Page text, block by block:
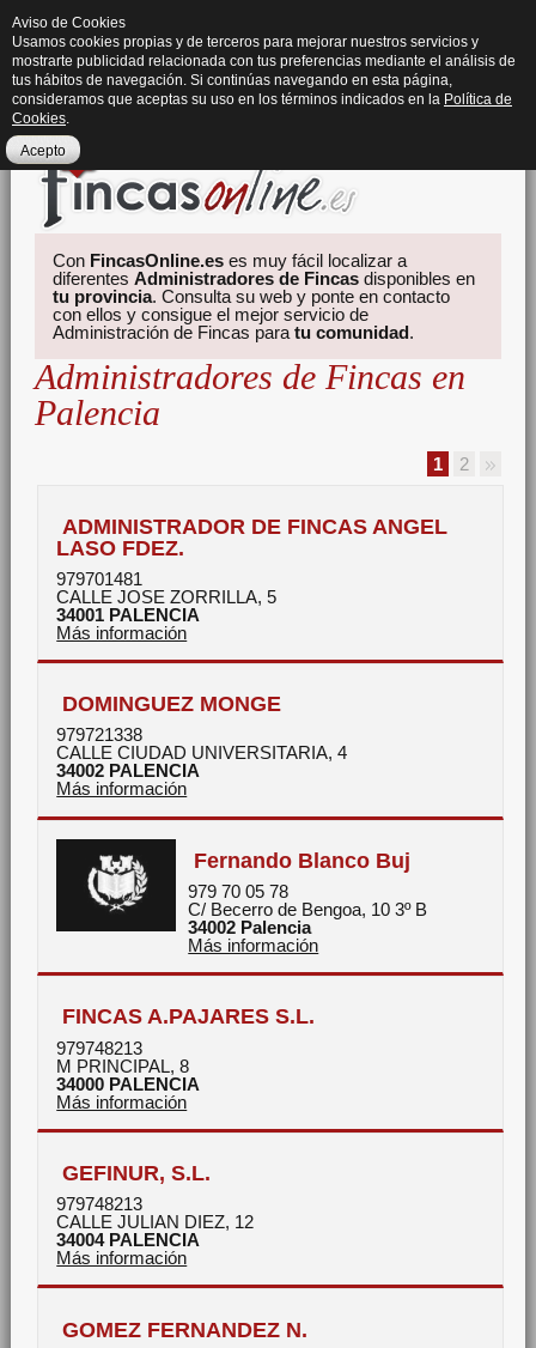
Con FincasOnline.es es muy fácil localizar a
diferentesAdministradores de Fincas disponibles en
tu provincia. Consulta su web y ponte en contacto
con ellos y consigue el mejor servicio de
Administración de Fincas paratu comunidad.
Administradores de Fincas en
Palencia
1 2
ADMINISTRADOR DE FINCAS ANGEL
LASO FDEZ.
979701481
CALLE JOSE ZORRILLA, 5
34001 PALENCIA
Más información
DOMINGUEZ MONGE
979721338
CALLE CIUDAD UNIVERSITARIA, 4
34002 PALENCIA
Más información
Fernando Blanco Buj
979 70 05 78
C/ Becerro de Bengoa, 10 3º B
34002 Palencia
Más información
FINCAS A.PAJARES S.L.
979748213
M PRINCIPAL, 8
34000 PALENCIA
Más información
GEFINUR, S.L.
979748213
CALLE JULIAN DIEZ, 12
34004 PALENCIA
Más información
GOMEZ FERNANDEZ N.
Aviso de Cookies
Usamos cookies propias y de terceros para mejorar nuestros servicios y
mostrarte publicidad relacionada con tus preferencias mediante el análisis de
tus hábitos de navegación. Si continúas navegando en esta página,
consideramos que aceptas su uso en los términos indicados en la Política de
Cookies.
Acepto